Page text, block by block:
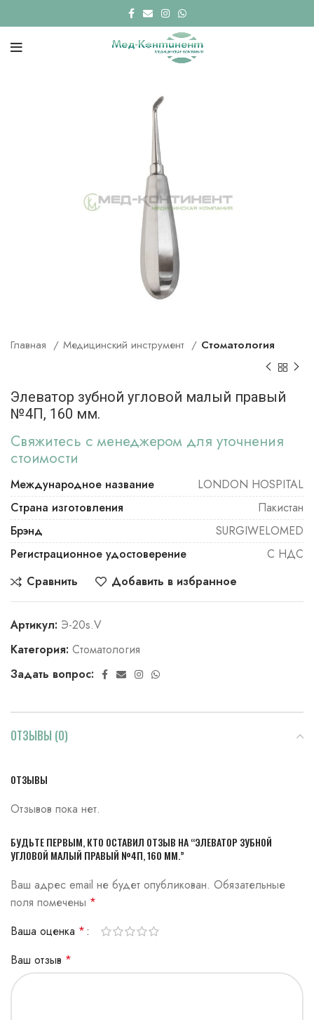
Главная Медицинский инструмент Стоматология
Элеватор зубной угловой малый правый
№4П, 160 мм.
Свяжитесь с менеджером для уточнения
стоимости
Международное название
LONDON HOSPITAL
Страна изготовления
Пакистан
Брэнд
SURGIWELOMED
Регистрационное удостоверение
С НДС
Сравнить
Добавить в избранное
Артикул: Э-20s.V
Категория: Стоматология
Задать вопрос:
ОТЗЫВЫ (0)
ОТЗЫВЫ
Отзывов пока нет.
БУДЬТЕ ПЕРВЫМ, КТО ОСТАВИЛ ОТЗЫВ НА “ЭЛЕВАТОР ЗУБНОЙ
УГЛОВОЙ МАЛЫЙ ПРАВЫЙ №4П, 160 ММ.”
Ваш адрес email не будет опубликован. Обязательные
поля помечены *
Ваша оценка *
Ваш отзыв *